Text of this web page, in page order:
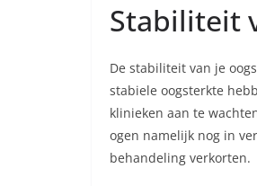
Stabiliteit
De stabiliteit van je
stabiele oogsterkte
klinieken aan te
ogen namelijk nog in
behandeling verkorten.